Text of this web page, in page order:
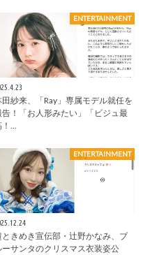
ENTERTAINMENT
田紗来、「Ray」専属モデル就任を
告！「お人形みたい」「ビジュ最
…
ENTERTAINMENT
ときめき宣伝部・辻野かなみ、ブ
ーサンタのクリスマス衣装姿公